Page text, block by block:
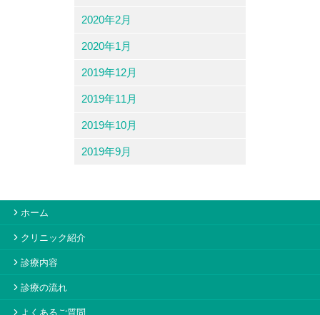
2020年2月
2020年1月
2019年12月
2019年11月
2019年10月
2019年9月
ホーム
クリニック紹介
診療内容
診療の流れ
よくあるご質問